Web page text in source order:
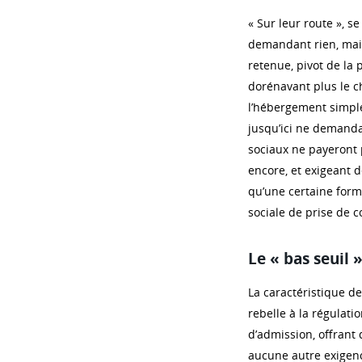
« Sur leur route »,
demandant rien,
retenue, pivot de la
dorénavant plus le
l’hébergement
jusqu’ici ne
sociaux ne payeront
encore, et exigeant
qu’une certaine
sociale de prise de
Le « bas seuil
La caractéristique
rebelle à la
d’admission, offrant
aucune autre